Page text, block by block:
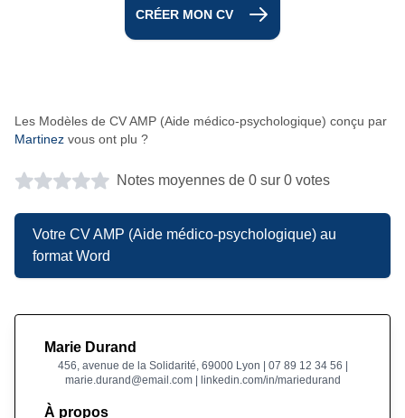
CRÉER MON CV
Les Modèles de CV AMP (Aide médico-psychologique) conçu par
Martinez vous ont plu ?
Notes moyennes de 0 sur 0 votes
Votre CV AMP (Aide médico-psychologique) au
format Word
Marie Durand
456, avenue de la Solidarité, 69000 Lyon | 07 89 12 34 56 |
marie.durand@email.com | linkedin.com/in/mariedurand
À propos